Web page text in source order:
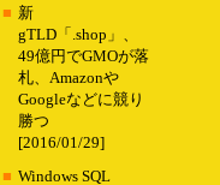
■ 新
gTLD「.shop」、
49億円でGMOが落
札、Amazonや
Googleなどに競り
勝つ
[2016/01/29]
■ Windows SQL